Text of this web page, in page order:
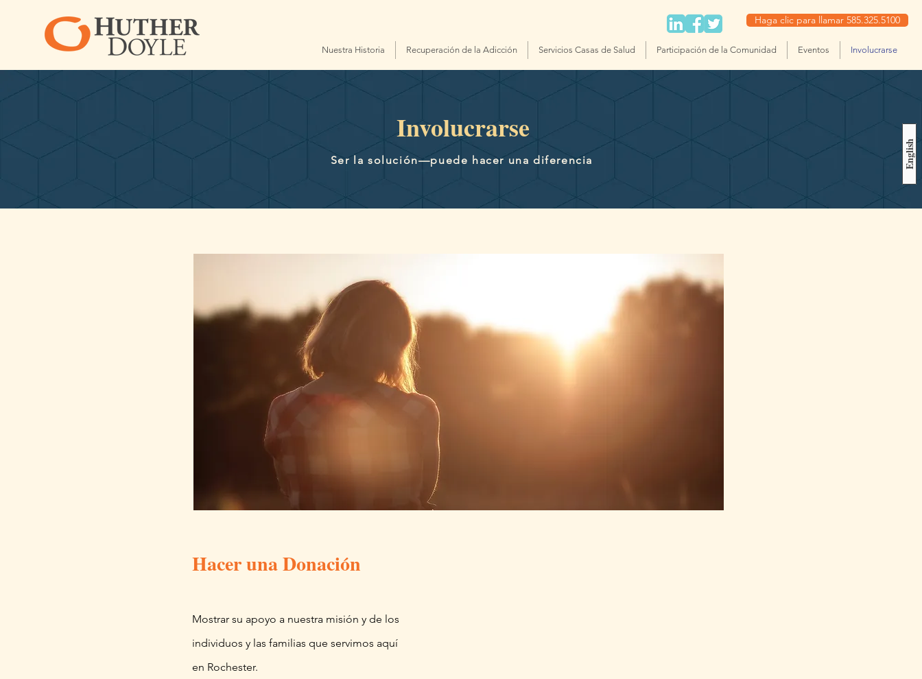
Nuestra Historia Recuperación de la Adicción Servicios Casas de Salud Participación de la Comunidad Eventos Involucrarse
Haga clic para llamar 585.325.5100
English
Involucrarse
Ser la solución—puede hacer una diferencia
Hacer una Donación
Mostrar su apoyo a nuestra misión y de los
individuos y las familias que servimos aquí
en Rochester.